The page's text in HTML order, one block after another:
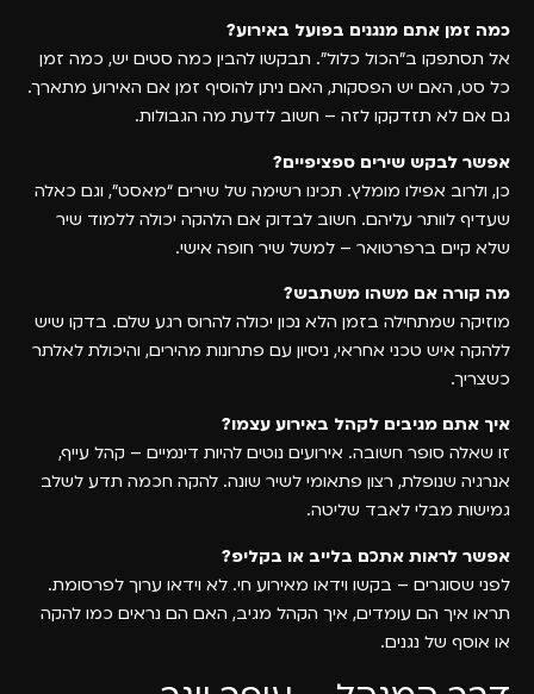
כמה זמן אתם מנגנים בפועל באירוע?
אל תסתפקו ב”הכול כלול”. תבקשו להבין כמה סטים יש, כמה זמן
כל סט, האם יש הפסקות, האם ניתן להוסיף זמן אם האירוע מתארך.
גם אם לא תזדקקו לזה – חשוב לדעת מה הגבולות.
אפשר לבקש שירים ספציפיים?
כן, ולרוב אפילו מומלץ. תכינו רשימה של שירים “מאסט”, וגם כאלה
שעדיף לוותר עליהם. חשוב לבדוק אם הלהקה יכולה ללמוד שיר
שלא קיים ברפרטואר – למשל שיר חופה אישי.
מה קורה אם משהו משתבש?
מוזיקה שמתחילה בזמן הלא נכון יכולה להרוס רגע שלם. בדקו שיש
ללהקה איש טכני אחראי, ניסיון עם פתרונות מהירים, והיכולת לאלתר
כשצריך.
איך אתם מגיבים לקהל באירוע עצמו?
זו שאלה סופר חשובה. אירועים נוטים להיות דינמיים – קהל עייף,
אנרגיה שנופלת, רצון פתאומי לשיר שונה. להקה חכמה תדע לשלב
גמישות מבלי לאבד שליטה.
אפשר לראות אתכם בלייב או בקליפ?
לפני שסוגרים – בקשו וידאו מאירוע חי. לא וידאו ערוך לפרסומת.
תראו איך הם עומדים, איך הקהל מגיב, האם הם נראים כמו להקה
או אוסף של נגנים.